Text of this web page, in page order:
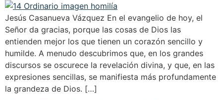
Jesús Casanueva Vázquez En el evangelio de hoy, el
Señor da gracias, porque las cosas de Dios las
entienden mejor los que tienen un corazón sencillo y
humilde. A menudo descubrimos que, en los grandes
discursos se oscurece la revelación divina, y que, en las
expresiones sencillas, se manifiesta más profundamente
la grandeza de Dios. […]